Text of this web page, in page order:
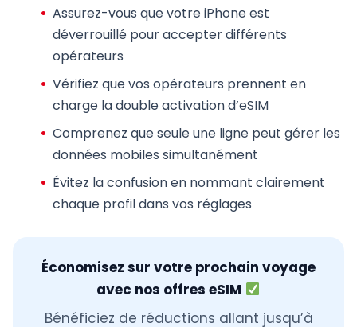
Assurez-vous que votre iPhone est
déverrouillé pour accepter différents
opérateurs
Vérifiez que vos opérateurs prennent en
charge la double activation d’eSIM
Comprenez que seule une ligne peut gérer les
données mobiles simultanément
Évitez la confusion en nommant clairement
chaque profil dans vos réglages
Économisez sur votre prochain voyage
avec nos offres eSIM
Bénéficiez de réductions allant jusqu’à